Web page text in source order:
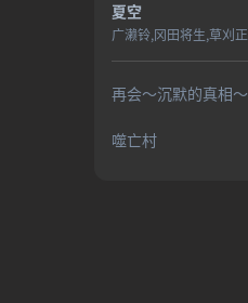
夏空
再会～沉默的真相～
噬亡村